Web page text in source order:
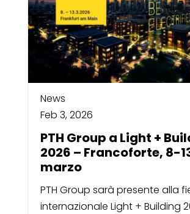
News
Feb 3, 2026
PTH Group a Light +
2026 – Francoforte, 8-
marzo
PTH Group sarà presente alla
internazionale Light + Building